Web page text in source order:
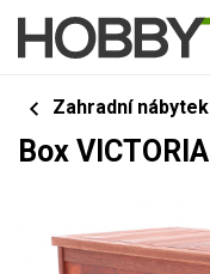
Zahradní nábytek
Box VICTORIA